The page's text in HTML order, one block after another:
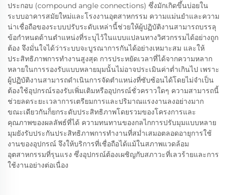
ประกอบ (compound angle connections) ซึ่งมักเกิดขึ้นบ่อยใน
ระบบอาคารสมัยใหม่และโรงงานอุตสาหกรรม ความแม่นยำและความ
น่าเชื่อถือของระบบปรับระดับเหล่านี้ช่วยให้ผู้ปฏิบัติงานสามารถบรรลุ
ข้อกำหนดด้านตำแหน่งที่ระบุไว้ในแบบแปลนทางวิศวกรรมได้อย่างถูก
ต้อง จึงมั่นใจได้ว่าระบบจะบูรณาการกันได้อย่างเหมาะสม และให้
ประสิทธิภาพการทำงานสูงสุด การประหยัดเวลาที่ได้จากความหลาก
หลายในการรองรับแบบหลายมุมนั้นไม่อาจประเมินค่าต่ำเกินไป เพราะ
ผู้ปฏิบัติงานสามารถดำเนินการจัดตำแหน่งที่ซับซ้อนได้โดยไม่จำเป็น
ต้องใช้อุปกรณ์รองรับเพิ่มเติมหรืออุปกรณ์ชั่วคราวใดๆ ความสามารถนี้
ช่วยลดระยะเวลาการเตรียมการและปริมาณแรงงานลงอย่างมาก
ขณะเดียวกันก็ยกระดับประสิทธิภาพโดยรวมของโครงการและ
คุณภาพของผลลัพธ์ที่ได้ ความทนทานของกลไกการปรับมุมแบบหลาย
มุมยังรับประกันประสิทธิภาพการทำงานที่สม่ำเสมอตลอดอายุการใช้
งานของอุปกรณ์ จึงให้บริการที่เชื่อถือได้แม้ในสภาพแวดล้อม
อุตสาหกรรมที่รุนแรง ซึ่งอุปกรณ์ต้องเผชิญกับสภาวะที่เลวร้ายและการ
ใช้งานอย่างต่อเนื่อง